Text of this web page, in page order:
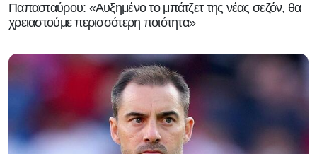
Παπασταύρου: «Αυξημένο το μπάτζετ της νέας σεζόν, θα
χρειαστούμε περισσότερη ποιότητα»